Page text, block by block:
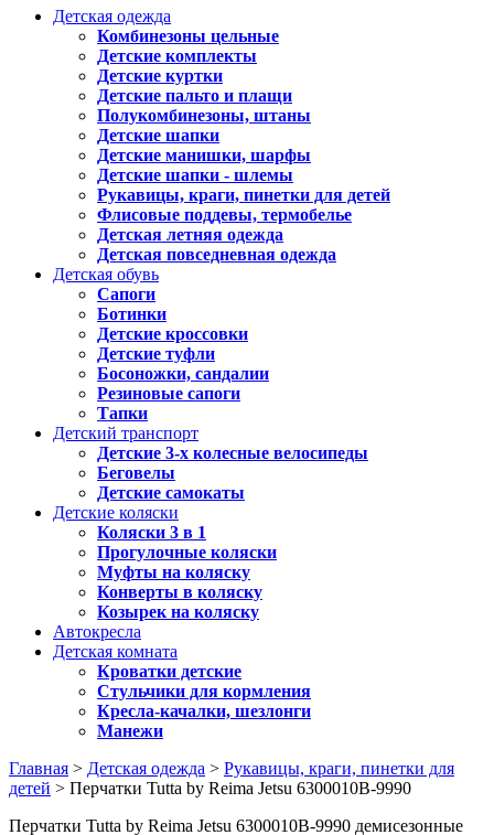
Детская одежда
Комбинезоны цельные
Детские комплекты
Детские куртки
Детские пальто и плащи
Полукомбинезоны, штаны
Детские шапки
Детские манишки, шарфы
Детские шапки - шлемы
Рукавицы, краги, пинетки для детей
Флисовые поддевы, термобелье
Детская летняя одежда
Детская повседневная одежда
Детская обувь
Сапоги
Ботинки
Детские кроссовки
Детские туфли
Босоножки, сандалии
Резиновые сапоги
Тапки
Детский транспорт
Детские 3-х колесные велосипеды
Беговелы
Детские самокаты
Детские коляски
Коляски 3 в 1
Прогулочные коляски
Муфты на коляску
Конверты в коляску
Козырек на коляску
Автокресла
Детская комната
Кроватки детские
Стульчики для кормления
Кресла-качалки, шезлонги
Манежи
Главная > Детская одежда > Рукавицы, краги, пинетки для
детей > Перчатки Tutta by Reima Jetsu 6300010B-9990
Перчатки Tutta by Reima Jetsu 6300010B-9990 демисезонные